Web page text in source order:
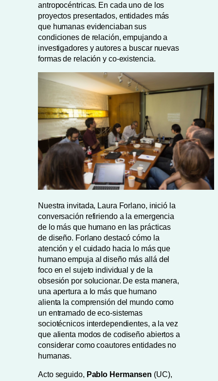
antropocéntricas. En cada uno de los
proyectos presentados, entidades más
que humanas evidenciaban sus
condiciones de relación, empujando a
investigadores y autores a buscar nuevas
formas de relación y co-existencia.
Nuestra invitada, Laura Forlano, inició la
conversación refiriendo a la emergencia
de lo más que humano en las prácticas
de diseño. Forlano destacó cómo la
atención y el cuidado hacia lo más que
humano empuja al diseño más allá del
foco en el sujeto individual y de la
obsesión por solucionar. De esta manera,
una apertura a lo más que humano
alienta la comprensión del mundo como
un entramado de eco-sistemas
sociotécnicos interdependientes, a la vez
que alienta modos de codiseño abiertos a
considerar como coautores entidades no
humanas.
Acto seguido, Pablo Hermansen (UC),